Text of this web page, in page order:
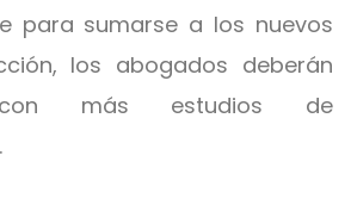
para sumarse a los nuevos
los abogados deberán
con más estudios de